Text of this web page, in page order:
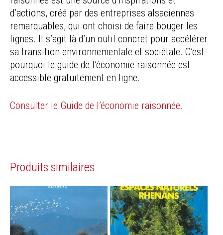
d’actions, créé par des entreprises alsaciennes
remarquables, qui ont choisi de faire bouger les
lignes. Il s’agit là d’un outil concret pour accélérer
sa transition environnementale et sociétale. C’est
pourquoi le guide de l’économie raisonnée est
accessible gratuitement en ligne.
Consulter le Guide de l’économie raisonnée.
Produits similaires